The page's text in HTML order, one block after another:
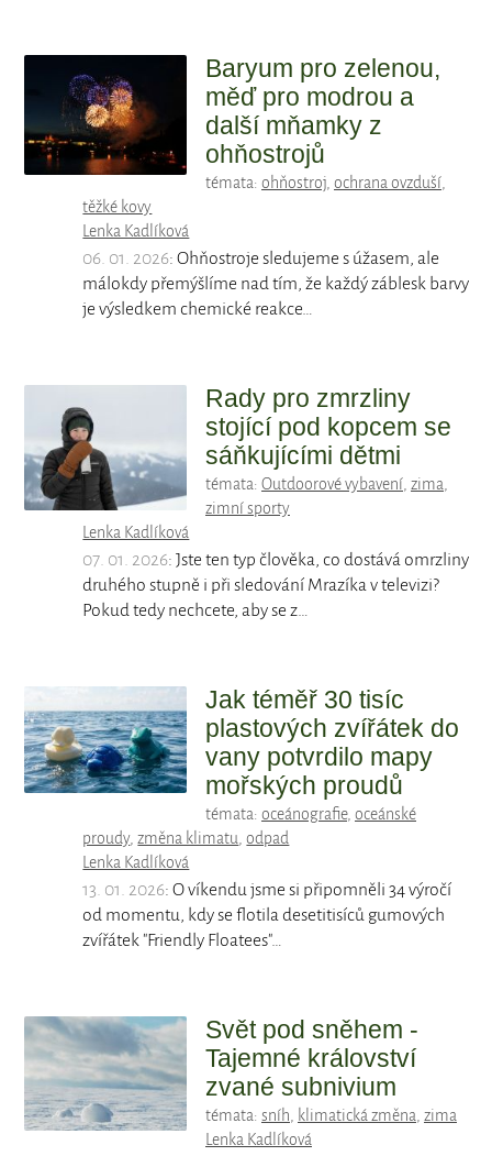
Baryum pro zelenou,
měď pro modrou a
další mňamky z
ohňostrojů
témata: ohňostroj, ochrana ovzduší,
těžké kovy
Lenka Kadlíková
06. 01. 2026: Ohňostroje sledujeme s úžasem, ale
málokdy přemýšlíme nad tím, že každý záblesk barvy
je výsledkem chemické reakce…
Rady pro zmrzliny
stojící pod kopcem se
sáňkujícími dětmi
témata: Outdoorové vybavení, zima,
zimní sporty
Lenka Kadlíková
07. 01. 2026: Jste ten typ člověka, co dostává omrzliny
druhého stupně i při sledování Mrazíka v televizi?
Pokud tedy nechcete, aby se z…
Jak téměř 30 tisíc
plastových zvířátek do
vany potvrdilo mapy
mořských proudů
témata: oceánografie, oceánské
proudy,změna klimatu,odpad
Lenka Kadlíková
13. 01. 2026: O víkendu jsme si připomněli 34 výročí
od momentu, kdy se flotila desetitisíců gumových
zvířátek "Friendly Floatees"…
Svět pod sněhem -
Tajemné království
zvané subnivium
témata: sníh, klimatická změna, zima
Lenka Kadlíková